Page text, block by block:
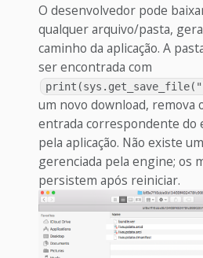
O desenvolvedor pode
qualquer arquivo/pasta,
caminho da aplicação. A
ser encontrada com
um novo download, remova
entrada correspondente do
pela aplicação. Não existe
gerenciada pela engine; os
persistem após reiniciar.